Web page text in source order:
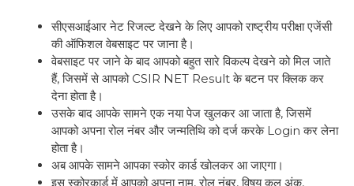
सीएसआईआर नेट रिजल्ट देखने के लिए आपको राष्ट्रीय परीक्षा एजेंसी
की ऑफिशल वेबसाइट पर जाना है।
वेबसाइट पर जाने के बाद आपको बहुत सारे विकल्प देखने को मिल जाते
हैं, जिसमें से आपको CSIR NET Result के बटन पर क्लिक कर
देना होता है।
उसके बाद आपके सामने एक नया पेज खुलकर आ जाता है, जिसमें
आपको अपना रोल नंबर और जन्मतिथि को दर्ज करके Login कर लेना
होता है।
अब आपके सामने आपका स्कोर कार्ड खोलकर आ जाएगा।
इस स्कोरकार्ड में आपको अपना नाम, रोल नंबर, विषय कुल अंक,